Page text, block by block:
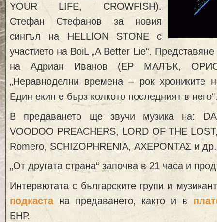
YOUR LIFE, CROWFISH).
Стефан Стефанов за новия
сингъл на HELLION STONE с
участието на BoiL „A Better Lie“.
на Адриан Иванов (ЕР МАЛЪК,
„Неравноделни времена – рок хрониките
Един екип е бърз колкото последният в
В предаването ще звучи музика на:
VOODOO PREACHERS, LORD OF THE
Romero, SCHIZOPHRENIA, ΑΧΕΡΟΝΤΑΣ и др.
„От другата страна“ започва в 21 часа и
Интервютата с българските групи и
подкастана предаването, както и в
БНР.